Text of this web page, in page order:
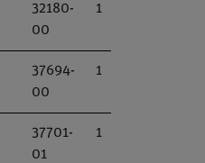
32180-
00
1
37694-
00
1
37701-
01
1